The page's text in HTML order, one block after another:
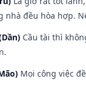
nhà đều hòa hợp.
Cầu tài thì
Mọi công việc